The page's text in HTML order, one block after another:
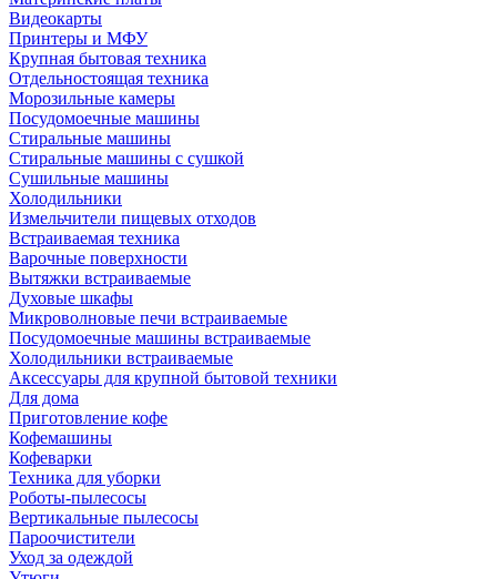
Видеокарты
Принтеры и МФУ
Крупная бытовая техника
Отдельностоящая техника
Морозильные камеры
Посудомоечные машины
Стиральные машины
Стиральные машины с сушкой
Сушильные машины
Холодильники
Измельчители пищевых отходов
Встраиваемая техника
Варочные поверхности
Вытяжки встраиваемые
Духовые шкафы
Микроволновые печи встраиваемые
Посудомоечные машины встраиваемые
Холодильники встраиваемые
Аксессуары для крупной бытовой техники
Для дома
Приготовление кофе
Кофемашины
Кофеварки
Техника для уборки
Роботы-пылесосы
Вертикальные пылесосы
Пароочистители
Уход за одеждой